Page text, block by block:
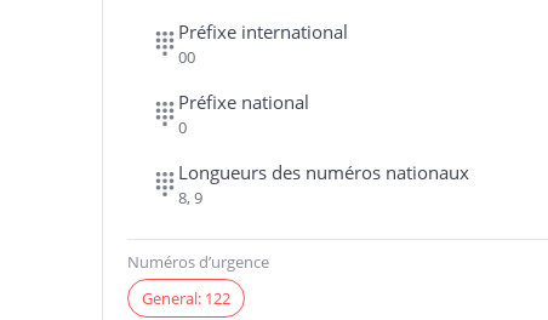
Préfixe international
00
Préfixe national
0
Longueurs des numéros nationaux
8, 9
Numéros d’urgence
General: 122